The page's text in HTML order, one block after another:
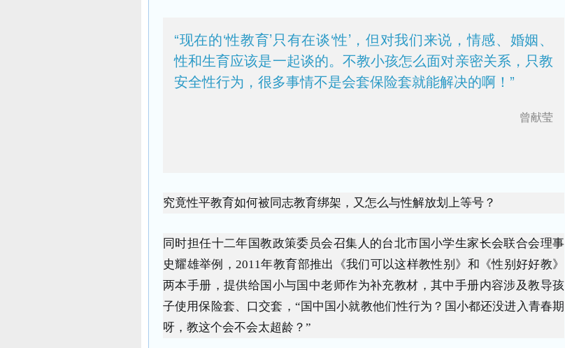
“现在的‘性教育’只有在谈‘性’，但对我们来说，情感、婚姻、
性和生育应该是一起谈的。不教小孩怎么面对亲密关系，只教
安全性行为，很多事情不是会套保险套就能解决的啊！”
曾献莹
究竟性平教育如何被同志教育绑架，又怎么与性解放划上等号？
同时担任十二年国教政策委员会召集人的台北市国小学生家长会联合会理事
史耀雄举例，2011年教育部推出《我们可以这样教性别》和《性别好好教》
两本手册，提供给国小与国中老师作为补充教材，其中手册内容涉及教导孩
子使用保险套、口交套，“国中国小就教他们性行为？国小都还没进入青春期
呀，教这个会不会太超龄？”